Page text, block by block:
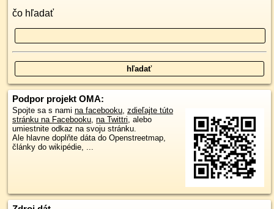
čo hľadať
Podpor projekt OMA:
Spojte sa s nami na facebooku, zdieľajte túto
stránku na Facebooku, na Twittri, alebo
umiestnite odkaz na svoju stránku.
Ale hlavne doplňte dáta do Openstreetmap,
články do wikipédie, ...